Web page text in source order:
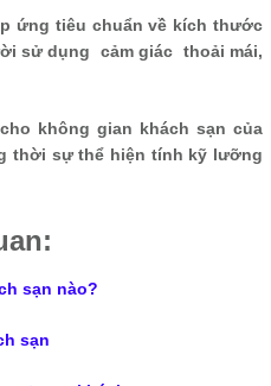
ứng tiêu chuẩn về kích thước
sử dụng cảm giác thoải mái,
không gian khách sạn của
thời sự thể hiện tính kỹ lưỡng
sạn nào?
sạn